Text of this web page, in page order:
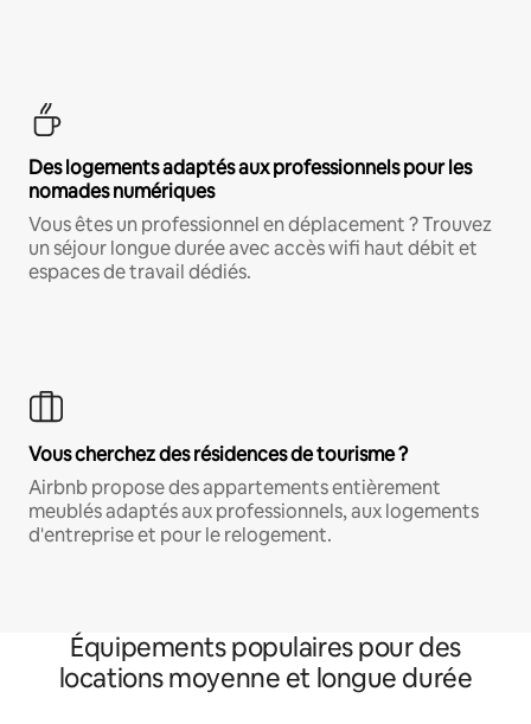
Des logements adaptés aux professionnels pour les
nomades numériques
Vous êtes un professionnel en déplacement ? Trouvez
un séjour longue durée avec accès wifi haut débit et
espaces de travail dédiés.
Vous cherchez des résidences de tourisme ?
Airbnb propose des appartements entièrement
meublés adaptés aux professionnels, aux logements
d'entreprise et pour le relogement.
Équipements populaires pour des
locations moyenne et longue durée